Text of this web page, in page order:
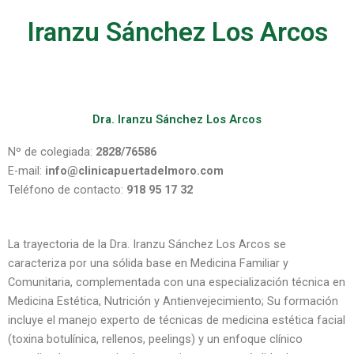
Iranzu Sánchez Los Arcos
Dra. Iranzu Sánchez Los Arcos
Nº de colegiada: 2828/76586
E-mail: info@clinicapuertadelmoro.com
Teléfono de contacto: 918 95 17 32
La trayectoria de la Dra. Iranzu Sánchez Los Arcos se
caracteriza por una sólida base en Medicina Familiar y
Comunitaria, complementada con una especialización técnica en
Medicina Estética, Nutrición y Antienvejecimiento; Su formación
incluye el manejo experto de técnicas de medicina estética facial
(toxina botulínica, rellenos, peelings) y un enfoque clínico